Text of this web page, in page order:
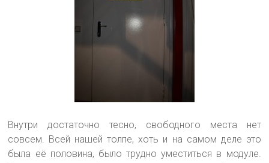
Внутри достаточно тесно, свободного места нет
совсем. Всей нашей толпе, хоть и на самом деле это
была её половина, было трудно уместиться в модуле.